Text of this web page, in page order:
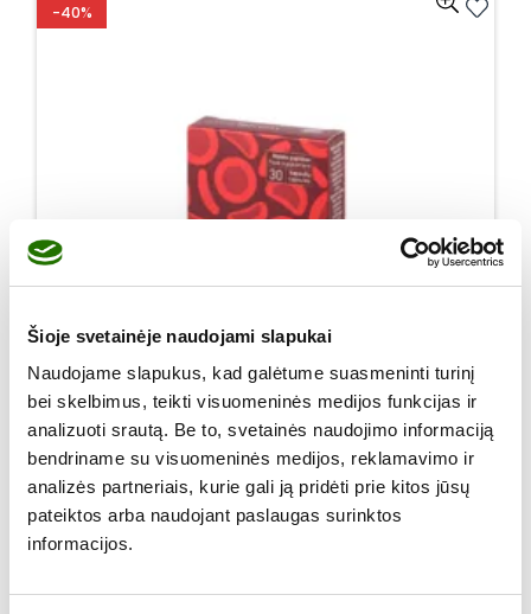
Šioje svetainėje naudojami slapukai
Naudojame slapukus, kad galėtume suasmeninti turinį
bei skelbimus, teikti visuomeninės medijos funkcijas ir
analizuoti srautą. Be to, svetainės naudojimo informaciją
bendriname su visuomeninės medijos, reklamavimo ir
analizės partneriais, kurie gali ją pridėti prie kitos jūsų
pateiktos arba naudojant paslaugas surinktos
informacijos.
-40%
CITO® ferrum geležis liposomoje, 30 kapsulių
14,95€
8,97€